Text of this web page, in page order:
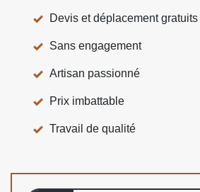
Devis et déplacement gratuits
Sans engagement
Artisan passionné
Prix imbattable
Travail de qualité